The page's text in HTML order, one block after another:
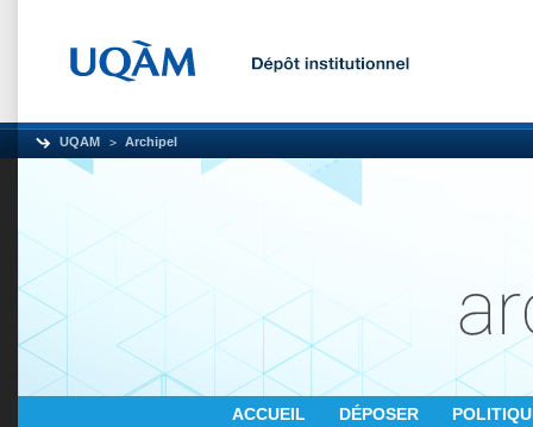
UQAM Archipel
ACCUEIL DÉPOSER